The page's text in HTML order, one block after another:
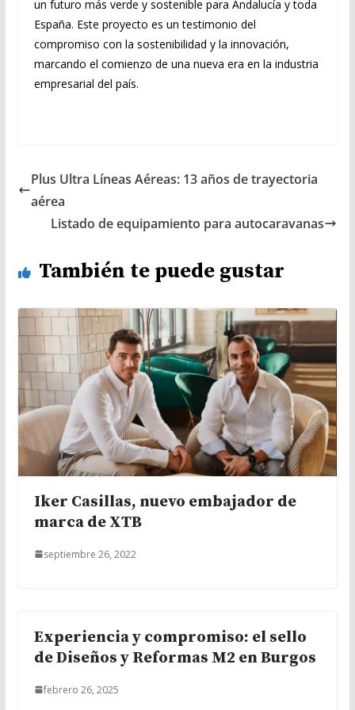
un futuro más verde y sostenible para Andalucía y toda
España. Este proyecto es un testimonio del
compromiso con la sostenibilidad y la innovación,
marcando el comienzo de una nueva era en la industria
empresarial del país.
Plus Ultra Líneas Aéreas: 13 años de trayectoria
aérea
Listado de equipamiento para autocaravanas
También te puede gustar
Iker Casillas, nuevo embajador de
marca de XTB
septiembre 26, 2022
Experiencia y compromiso: el sello
de Diseños y Reformas M2 en Burgos
febrero 26, 2025